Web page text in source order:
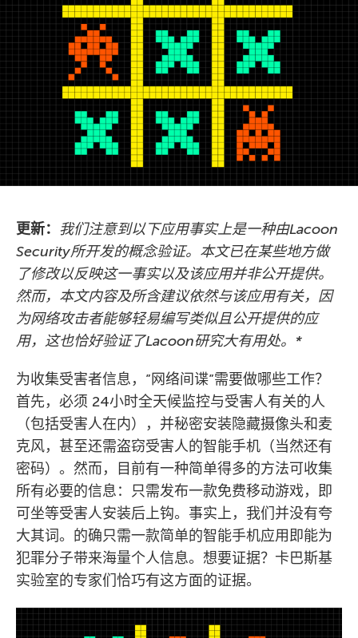
更新： 我们注意到以下应用事实上是一种由Lacoon
Security所开发的概念验证。本文已在某些地方做
了修改以反映这一事实以及该应用并非公开提供。
然而，本文内容及所含建议依然与该应用有关，因
为网络攻击者能够轻易编写类似且公开提供的应
用，这也恰好验证了Lacoon研究大有用处。*
为收集受害者信息，”网络间谍”需要做哪些工作？
首先，必须 24小时全天候监控与受害人有关的人
（包括受害人在内），并秘密安装隐藏摄像头和麦
克风，甚至还需盗窃受害人的智能手机（当然还有
密码）。然而，目前有一种简单得多的方法可收集
所有必要的信息：只需发布一款免费移动游戏，即
可坐等受害人安装后上钩。事实上，我们并没有夸
大其词。的确只需一款简单的智能手机应用即能为
犯罪分子带来海量个人信息。想要证据？卡巴斯基
实验室的专家们恰巧有这方面的证据。